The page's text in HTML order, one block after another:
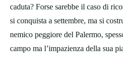
caduta? Forse sarebbe il caso di
si conquista a settembre, ma si
nemico peggiore del Palermo,
campo ma l’impazienza della sua